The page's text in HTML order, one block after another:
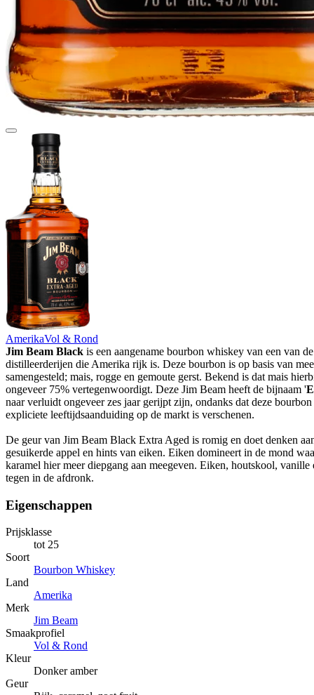
AmerikaVol & Rond
Jim Beam Black is een aangename bourbon whiskey van een van
distilleerderijen die Amerika rijk is. Deze bourbon is op basis van
samengesteld; mais, rogge en gemoute gerst. Bekend is dat mais
ongeveer 75% vertegenwoordigt. Deze Jim Beam heeft de bijnaam '
naar verluidt ongeveer zes jaar gerijpt zijn, ondanks dat deze
expliciete leeftijdsaanduiding op de markt is verschenen.
De geur van Jim Beam Black Extra Aged is romig en doet denken
gesuikerde appel en hints van eiken. Eiken domineert in de mond
karamel hier meer diepgang aan meegeven. Eiken, houtskool, vanille
tegen in de afdronk.
Eigenschappen
Prijsklasse
tot 25
Soort
Bourbon Whiskey
Land
Amerika
Merk
Jim Beam
Smaakprofiel
Vol & Rond
Kleur
Donker amber
Geur